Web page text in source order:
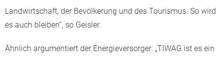
Landwirtschaft, der Bevölkerung und des Tourismus. So wird
es auch bleiben“, so Geisler.
Ähnlich argumentiert der Energieversorger: „TIWAG ist es ein